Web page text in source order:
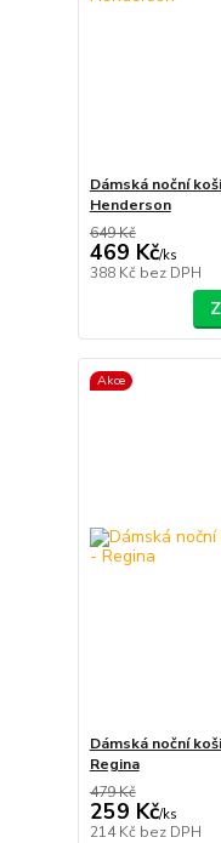
Dámská noční
Henderson
649 Kč
469 Kč/ks
388 Kč bez DPH
Akce
Dámská noční
Regina
479 Kč
259 Kč/ks
214 Kč bez DPH